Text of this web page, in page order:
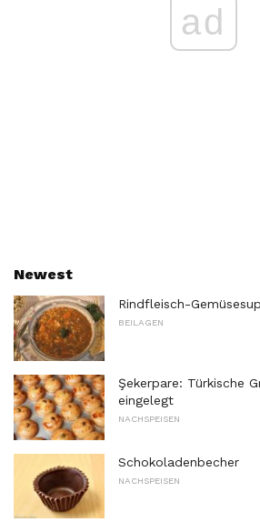
ad
Newest
Rindfleisch-
BEILAGEN
Şekerpare: Türkische
eingelegt
NACHSPEISEN
Schokoladenbecher
NACHSPEISEN